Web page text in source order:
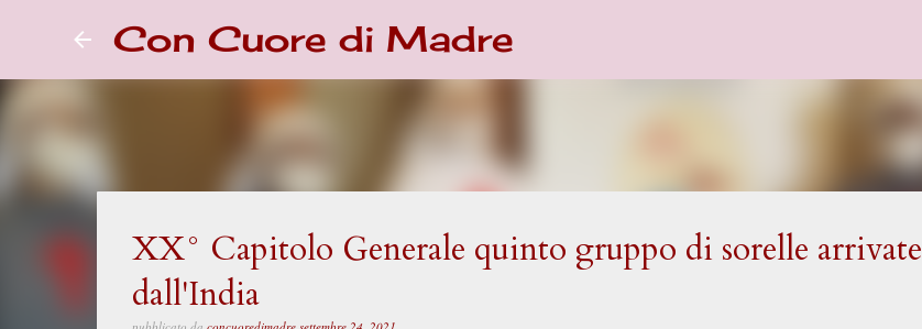
Con Cuore di Madre
XX° Capitolo Generale quinto gruppo di sorelle arrivate
dall'India